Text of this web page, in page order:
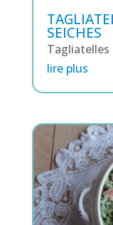
SEICHES
Tagliatelles
lire plus